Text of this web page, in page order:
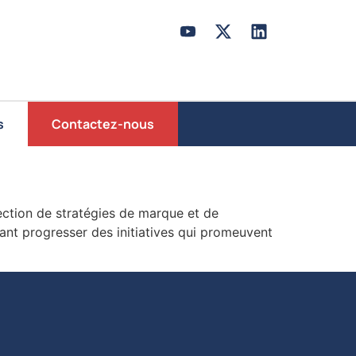
Contactez-nous
de stratégies de marque et de
progresser des initiatives qui promeuvent